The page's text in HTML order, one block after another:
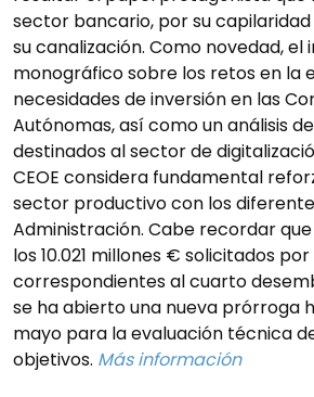
sector bancario, por su
su canalización. Como novedad, el
monográfico sobre los retos en la
necesidades de inversión en las
Autónomas, así como un análisis
destinados al sector de
CEOE considera fundamental
sector productivo con los
Administración. Cabe recordar
los 10.021 millones € solicitados
correspondientes al cuarto
se ha abierto una nueva prórroga
mayo para la evaluación técnica
objetivos. Más información